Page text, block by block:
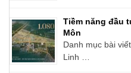
Tiềm năng đầu
Môn
Danh mục bài
Linh …